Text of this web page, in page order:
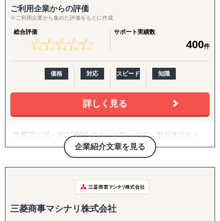
現地活動：
展示会出展支援（市場調査・参加・企業面談・ブース出展
代行）、商談会・ポップアップイベントの企画運用、商談
新規アプローチ継続、契約締結アドバイス・交渉支援（売
買・代理店）
B2C/プロモーション：
ルエンサーマーケ、クラウドファンディング、SNS運用代
行（Instagram・TikTok等）、Google広告・メディアアプロ
バックオフィス・現地体制：
法人設立支援、設立後の会社運営（経理・税務等）、現地
ジデザイン
海外Amazon構築、アカウント運用、受注管理、広告運
用、海外向けクリエイティブ、商品ページ制作、翻訳業
務、Amazon内ブランドページ制作、顧客対応、海外配
送、国内配送、FBA納品、通関、SEO対策、カスタマーサ
ポート
■Shopify 越境EC支援
Shopifyt越境ECサイト構築、海外 / 国内配送、受注管理、
アカウント運用、海外 / 国内広告運用、翻訳業務、SEO対
策、商品保管、カスタマーサポート
Shopeeサイト構築、サイトデザイン、翻訳業務、バナーデ
ザイン、アカウント運用、商品保管、海外配送、広告運
用、カスタマーサポート
12年間海外販売を自社で行っており、全てを内製化してお
りますので、一気通貫で伴走サポートが可能でございま
ご利用企業からの評価
※ご利用企業から集めた評価をもとに作成
総合評価
★★★★★
★★★★★
サポート実績数
400件
価格 対応 スピード 知識
詳しく見る
企業紹介文章を見る
世界29カ国・約2,500社のネットワークで、海外進出をト
ータルサポート
COUXU株式会社は、海外企業に向けた日本商品の調達支
援と、日本企業の海外進出支援を行っています。 世界29カ
国・約2,500社の海外顧客ネットワークを保有しており、彼
スを展開しています。
三菱商事マシナリ株式会社